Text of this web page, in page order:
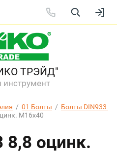
ТРЭЙД"
инструмент
  /
01 Болты
  /
Болты DIN933
M16х40
8,8 оцинк.